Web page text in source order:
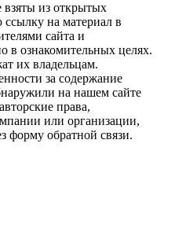
взяты из открытых
на материал в
сайта и
в ознакомительных целях.
их владельцам.
за содержание
на нашем сайте
права,
или организации,
форму обратной связи.